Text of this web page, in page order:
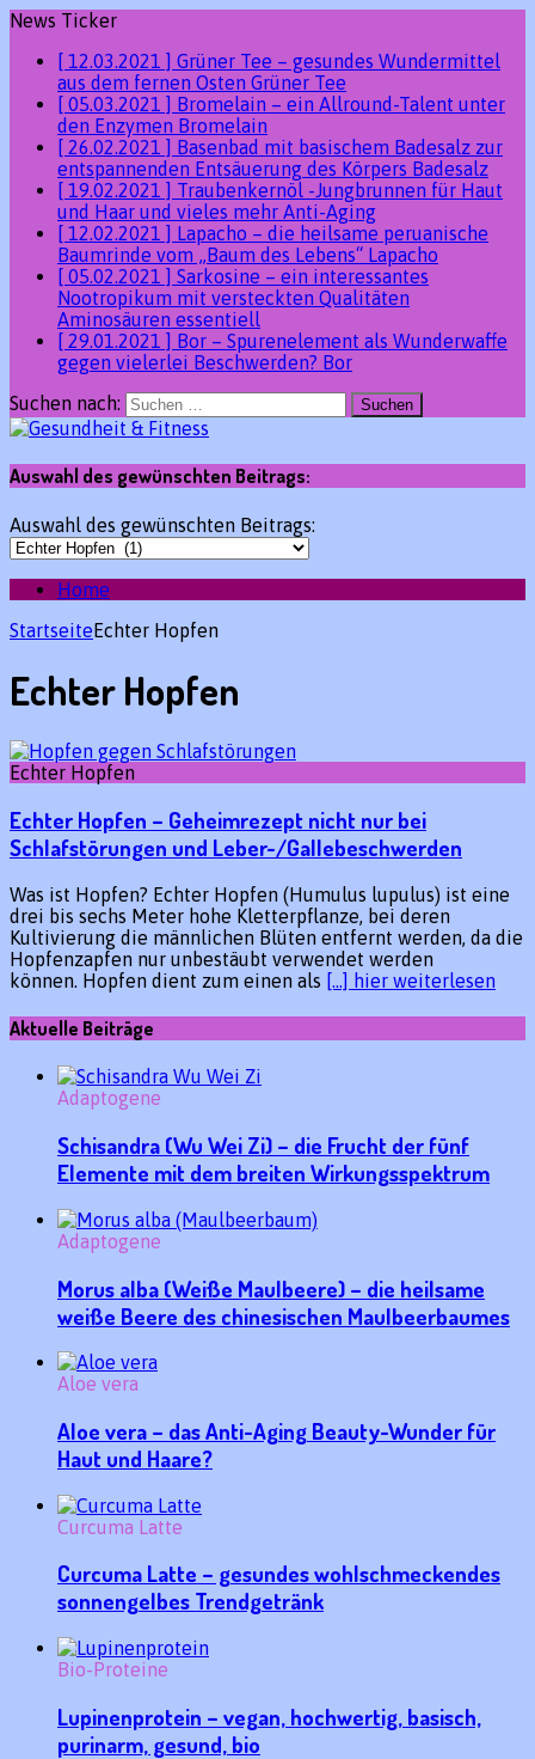
News Ticker
[ 12.03.2021 ] Grüner Tee – gesundes Wundermittel
aus dem fernen Osten Grüner Tee
[ 05.03.2021 ] Bromelain – ein Allround-Talent unter
den Enzymen Bromelain
[ 26.02.2021 ] Basenbad mit basischem Badesalz zur
entspannenden Entsäuerung des Körpers Badesalz
[ 19.02.2021 ] Traubenkernöl -Jungbrunnen für Haut
und Haar und vieles mehr Anti-Aging
[ 12.02.2021 ] Lapacho – die heilsame peruanische
Baumrinde vom „Baum des Lebens“ Lapacho
[ 05.02.2021 ] Sarkosine – ein interessantes
Nootropikum mit versteckten Qualitäten
Aminosäuren essentiell
[ 29.01.2021 ] Bor – Spurenelement als Wunderwaffe
gegen vielerlei Beschwerden? Bor
Suchen nach:
Auswahl des gewünschten Beitrags:
Auswahl des gewünschten Beitrags:
Home
StartseiteEchter Hopfen
Echter Hopfen
Echter Hopfen
Echter Hopfen – Geheimrezept nicht nur bei
Schlafstörungen und Leber-/Gallebeschwerden
Was ist Hopfen? Echter Hopfen (Humulus lupulus) ist eine
drei bis sechs Meter hohe Kletterpflanze, bei deren
Kultivierung die männlichen Blüten entfernt werden, da die
Hopfenzapfen nur unbestäubt verwendet werden
können. Hopfen dient zum einen als […] hier weiterlesen
Aktuelle Beiträge
Adaptogene
Schisandra (Wu Wei Zi) – die Frucht der fünf
Elemente mit dem breiten Wirkungsspektrum
Adaptogene
Morus alba (Weiße Maulbeere) – die heilsame
weiße Beere des chinesischen Maulbeerbaumes
Aloe vera
Aloe vera – das Anti-Aging Beauty-Wunder für
Haut und Haare?
Curcuma Latte
Curcuma Latte – gesundes wohlschmeckendes
sonnengelbes Trendgetränk
Bio-Proteine
Lupinenprotein – vegan, hochwertig, basisch,
purinarm, gesund, bio